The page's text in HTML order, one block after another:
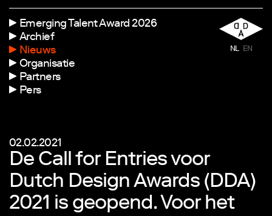
Emerging Talent Award 2026
Archief
Nieuws
Organisatie
Partners
Pers
NL EN
02.02.2021
De Call for Entries voor
Dutch Design Awards (DDA)
2021 is geopend. Voor het